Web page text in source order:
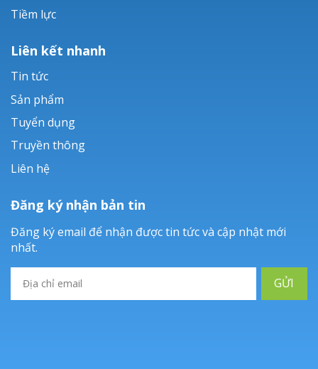
Tiềm lực
Liên kết nhanh
Tin tức
Sản phẩm
Tuyển dụng
Truyền thông
Liên hệ
Đăng ký nhận bản tin
Đăng ký email để nhận được tin tức và cập nhật mới
nhất.
GỬI